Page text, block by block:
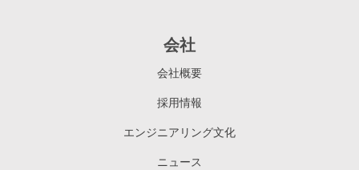
会社
会社概要
採用情報
エンジニアリング文化
ニュース